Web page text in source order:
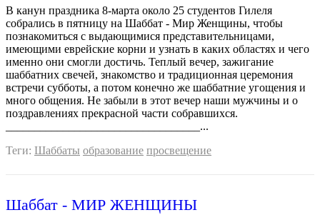
В канун праздника 8-марта около 25 студентов Гилеля
собрались в пятницу на Шаббат - Мир Женщины, чтобы
познакомиться с выдающимися представительницами,
имеющими еврейские корни и узнать в каких областях и чего
именно они смогли достичь. Теплый вечер, зажигание
шаббатних свечей, знакомство и традиционная церемония
встречи субботы, а потом конечно же шаббатние угощения и
много общения. Не забыли в этот вечер наши мужчины и о
поздравлениях прекрасной части собравшихся.
__________________________________...
Теги: Шаббаты образование просвещение
Шаббат - МИР ЖЕНЩИНЫ